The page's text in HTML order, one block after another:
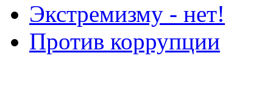
Экстремизму - нет!
Против коррупции